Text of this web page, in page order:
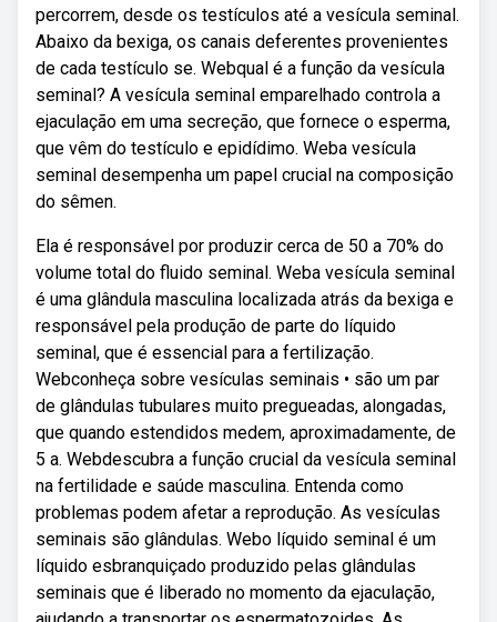
percorrem, desde os testículos até a vesícula seminal.
Abaixo da bexiga, os canais deferentes provenientes
de cada testículo se. Webqual é a função da vesícula
seminal? A vesícula seminal emparelhado controla a
ejaculação em uma secreção, que fornece o esperma,
que vêm do testículo e epidídimo. Weba vesícula
seminal desempenha um papel crucial na composição
do sêmen.
Ela é responsável por produzir cerca de 50 a 70% do
volume total do fluido seminal. Weba vesícula seminal
é uma glândula masculina localizada atrás da bexiga e
responsável pela produção de parte do líquido
seminal, que é essencial para a fertilização.
Webconheça sobre vesículas seminais • são um par
de glândulas tubulares muito pregueadas, alongadas,
que quando estendidos medem, aproximadamente, de
5 a. Webdescubra a função crucial da vesícula seminal
na fertilidade e saúde masculina. Entenda como
problemas podem afetar a reprodução. As vesículas
seminais são glândulas. Webo líquido seminal é um
líquido esbranquiçado produzido pelas glândulas
seminais que é liberado no momento da ejaculação,